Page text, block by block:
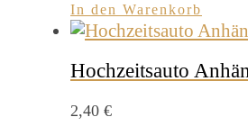
In den Warenkorb
Hochzeitsauto
2,40 €